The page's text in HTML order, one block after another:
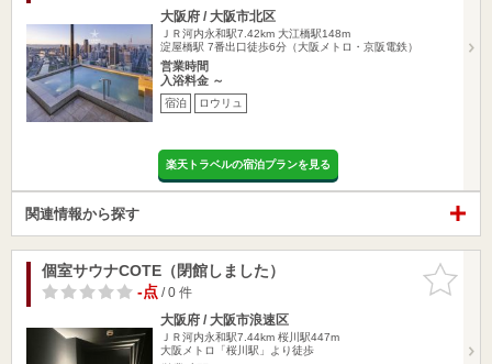
大阪府 / 大阪市北区
ＪＲ河内永和駅7.42km 大江橋駅148m
淀屋橋駅 7番出口徒歩6分（大阪メトロ・京阪電鉄）
営業時間
入浴料金 ～
宿泊 ロウリュ
楽天トラベルの宿泊プランを見る
関連情報から探す
お気に入
りに追加
個室サウナCOTE（閉館しました）
-点/ 0 件
大阪府 / 大阪市浪速区
ＪＲ河内永和駅7.44km 桜川駅447m
大阪メトロ「桜川駅」より徒歩